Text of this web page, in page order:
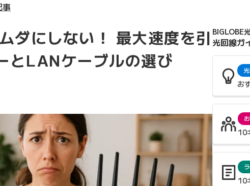
事
ダにしない！ 最大速度を引
とLANケーブルの選び
BIGLOBE光
光回線ガ
お
10
10